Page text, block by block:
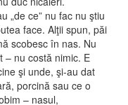
„de ce” nu fac nu ştiu
face. Alţii spun, păi
scobesc în nas. Nu
– nu costă nimic. E
şi unde, şi-au dat
porcină sau ce o
– nasul,